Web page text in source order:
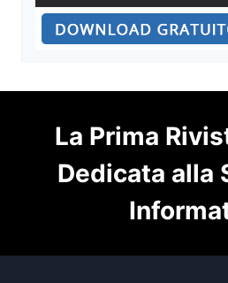
La Prima
Dedicata alla